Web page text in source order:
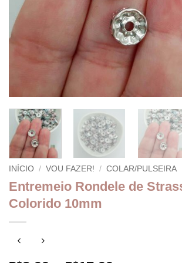
INÍCIO / VOU FAZER! / COLAR/PULSEIRA
Entremeio Rondele de
Colorido 10mm